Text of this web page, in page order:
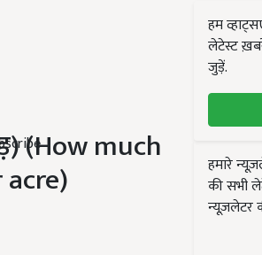
(How much
हम
लेटेस्ट
जुड़ें.
हमारे
की सभी
न्यूज़लेटर